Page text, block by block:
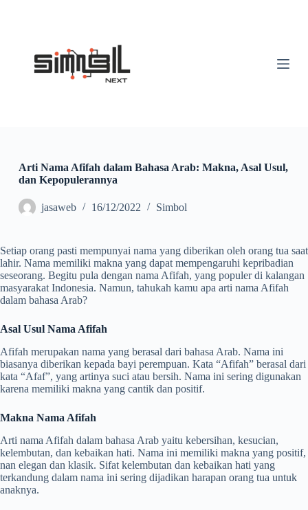
Arti Nama Afifah dalam Bahasa Arab: Makna, Asal Usul,
dan Kepopulerannya
jasaweb 16/12/2022 Simbol
Setiap orang pasti mempunyai nama yang diberikan oleh orang tua saat
lahir. Nama memiliki makna yang dapat mempengaruhi kepribadian
seseorang. Begitu pula dengan nama Afifah, yang populer di kalangan
masyarakat Indonesia. Namun, tahukah kamu apa arti nama Afifah
dalam bahasa Arab?
Asal Usul Nama Afifah
Afifah merupakan nama yang berasal dari bahasa Arab. Nama ini
biasanya diberikan kepada bayi perempuan. Kata “Afifah” berasal dari
kata “Afaf”, yang artinya suci atau bersih. Nama ini sering digunakan
karena memiliki makna yang cantik dan positif.
Makna Nama Afifah
Arti nama Afifah dalam bahasa Arab yaitu kebersihan, kesucian,
kelembutan, dan kebaikan hati. Nama ini memiliki makna yang positif,
nan elegan dan klasik. Sifat kelembutan dan kebaikan hati yang
terkandung dalam nama ini sering dijadikan harapan orang tua untuk
anaknya.